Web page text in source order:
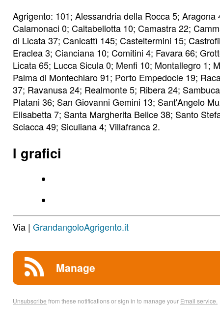
Agrigento: 101; Alessandria della Rocca 5; Aragona
Calamonaci 0; Caltabellotta 10; Camastra 22;
di Licata 37; Canicattì 145; Casteltermini 15;
Eraclea 3; Cianciana 10; Comitini 4; Favara 66;
Licata 65; Lucca Sicula 0; Menfi 10; Montallegro 1;
Palma di Montechiaro 91; Porto Empedocle 19;
37; Ravanusa 24; Realmonte 5; Ribera 24;
Platani 36; San Giovanni Gemini 13; Sant'Angelo
Elisabetta 7; Santa Margherita Belice 38; Santo
Sciacca 49; Siculiana 4; Villafranca 2.
I grafici
Via | GrandangoloAgrigento.it
Manage
Unsubscribe from these notifications or sign in to manage your Email service.